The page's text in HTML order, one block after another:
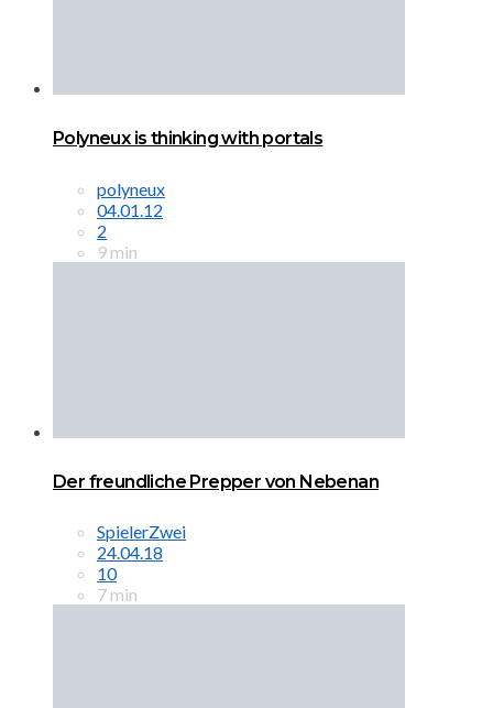
Polyneux is thinking with portals
polyneux
04.01.12
2
9 min
Der freundliche Prepper von Nebenan
SpielerZwei
24.04.18
10
7 min